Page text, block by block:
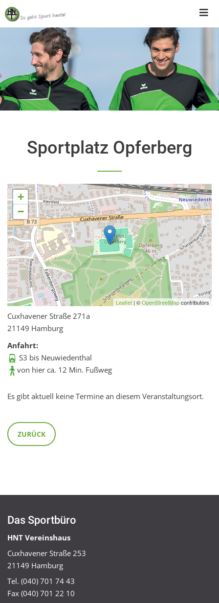
Skip
to
content
Sportplatz Opferberg
+
−
Leaflet| ©OpenStreetMapcontributors
Cuxhavener Straße 271a
21149 Hamburg
Anfahrt:
S3 bis Neuwiedenthal
von hier ca. 12 Min. Fußweg
Es gibt aktuell keine Termine an diesem Veranstaltungsort.
ZURÜCK
Das Sportbüro
HNT Vereinshaus
Cuxhavener Straße 253
21149 Hamburg
Tel. (040) 701 74 43
Fax (040) 701 22 10